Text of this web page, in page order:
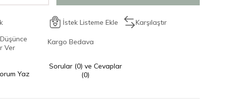
İstek Listeme Ekle
Karşılaştır
Ver
Kargo Bedava
Yaz
Sorular (0) ve Cevaplar
(0)